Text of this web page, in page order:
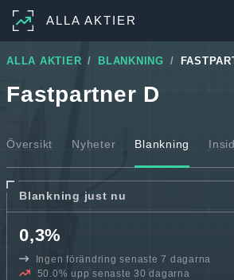
ALLA AKTIER
ALLA AKTIER BLANKNING
Fastpartner D
Översikt Nyheter Blankning
Blankning just nu
0,3%
Ingen förändring senaste 7 dagarna
50.0% upp senaste 30 dagarna